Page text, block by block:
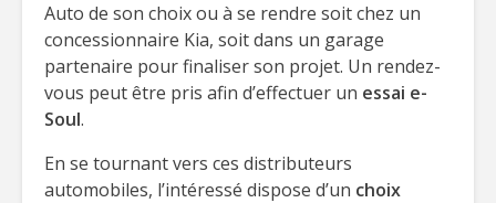
Auto de son choix ou à se rendre soit chez un
concessionnaire Kia, soit dans un garage
partenaire pour finaliser son projet. Un rendez-
vous peut être pris afin d’effectuer un essai e-
Soul.
En se tournant vers ces distributeurs
automobiles, l’intéressé dispose d’un choix